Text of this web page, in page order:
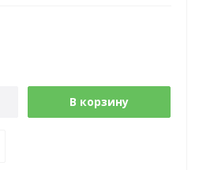
В корзину